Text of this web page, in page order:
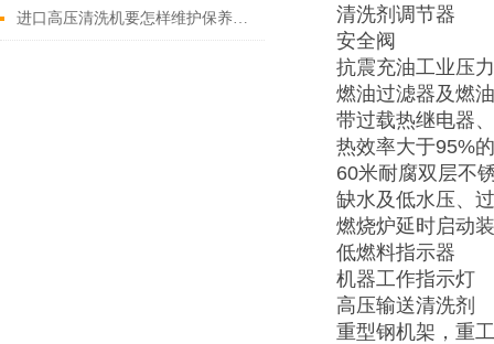
进口高压清洗机要怎样维护保养才算合理呢
清洗剂调节器
安全阀
抗震充油工业压
燃油过滤器及燃
带过载热继电器
热效率大于95%
60米耐腐双层不
缺水及低水压、
燃烧炉延时启动
低燃料指示器
机器工作指示灯
高压输送清洗剂
重型钢机架，重